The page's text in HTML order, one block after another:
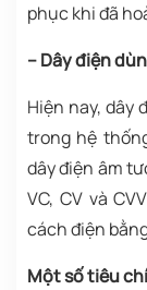
phục khi đã
– Dây điện
Hiện nay, dây
trong hệ
dây điện âm
VC, CV và
cách điện
Một số tiêu